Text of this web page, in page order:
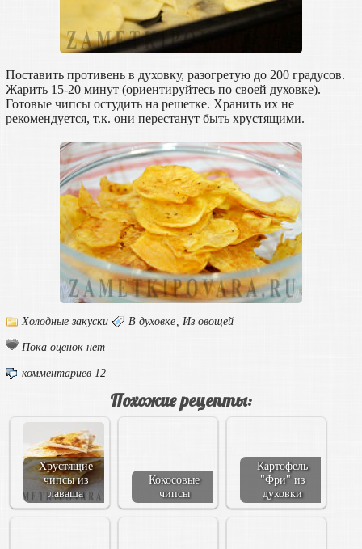
Поставить противень в духовку, разогретую до 200 градусов.
Жарить 15-20 минут (ориентируйтесь по своей духовке).
Готовые чипсы остудить на решетке. Хранить их не
рекомендуется, т.к. они перестанут быть хрустящими.
Холодные закуски В духовке Из овощей
Пока оценок нет
комментариев 12
Похожие рецепты:
Хрустящие
чипсы из
лаваша
Кокосовые
чипсы
Картофель
"Фри" из
духовки